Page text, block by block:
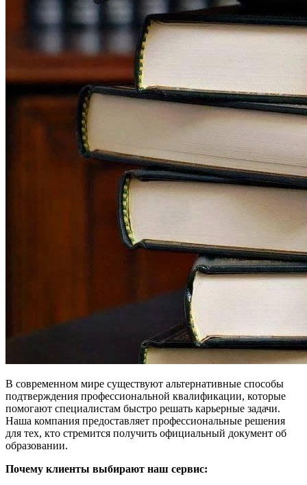
В современном мире существуют альтернативные способы
подтверждения профессиональной квалификации, которые
помогают специалистам быстро решать карьерные задачи.
Наша компания предоставляет профессиональные решения
для тех, кто стремится получить официальный документ об
образовании.
Почему клиенты выбирают наш сервис: